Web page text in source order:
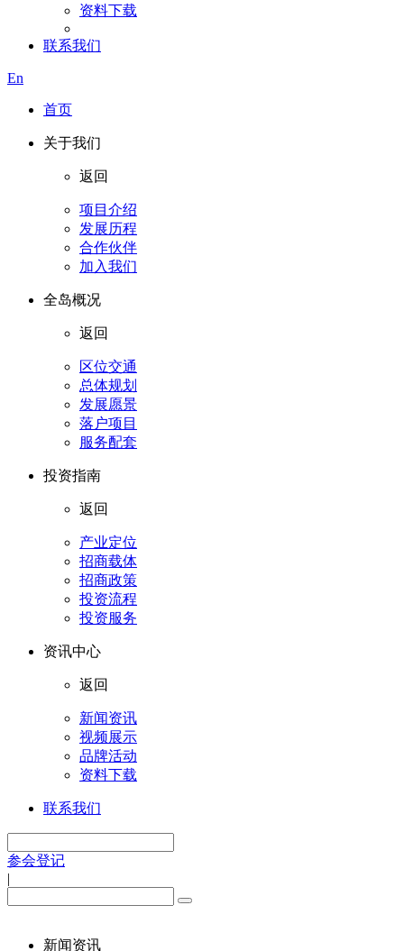
资料下载
联系我们
En
首页
关于我们
返回
项目介绍
发展历程
合作伙伴
加入我们
全岛概况
返回
区位交通
总体规划
发展愿景
落户项目
服务配套
投资指南
返回
产业定位
招商载体
招商政策
投资流程
投资服务
资讯中心
返回
新闻资讯
视频展示
品牌活动
资料下载
联系我们
参会登记
|
新闻资讯